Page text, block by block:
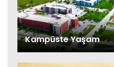
Kampüste Yaşam